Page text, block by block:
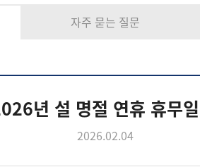
자주 묻는 질문
년 설 명절 연휴 휴무
2026.02.04